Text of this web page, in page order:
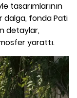
tasarımlarının
dalga, fonda Pati
detaylar,
yarattı.